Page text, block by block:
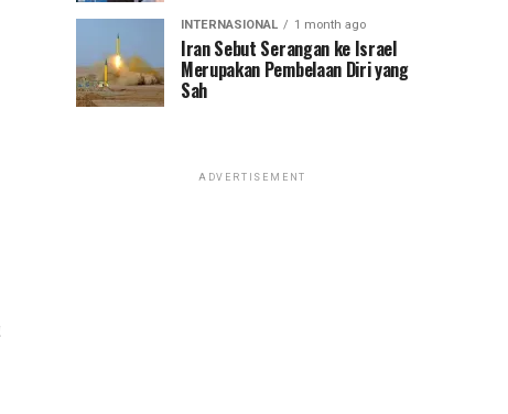
INTERNASIONAL 1 month ago
Iran Sebut Serangan ke Israel
Merupakan Pembelaan Diri yang
Sah
ADVERTISEMENT